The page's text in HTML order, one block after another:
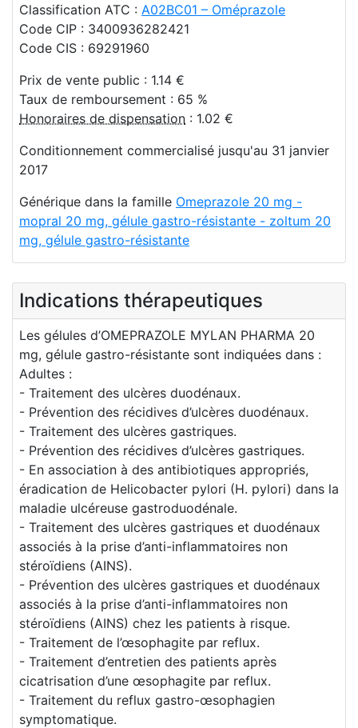
Classification ATC : A02BC01 – Oméprazole
Code CIP : 3400936282421
Code CIS : 69291960
Prix de vente public : 1.14 €
Taux de remboursement : 65 %
Honoraires de dispensation : 1.02 €
Conditionnement commercialisé jusqu'au 31 janvier
2017
Générique dans la famille Omeprazole 20 mg -
mopral 20 mg, gélule gastro-résistante - zoltum 20
mg, gélule gastro-résistante
Indications thérapeutiques
Les gélules d’OMEPRAZOLE MYLAN PHARMA 20
mg, gélule gastro-résistante sont indiquées dans :
Adultes :
- Traitement des ulcères duodénaux.
- Prévention des récidives d’ulcères duodénaux.
- Traitement des ulcères gastriques.
- Prévention des récidives d’ulcères gastriques.
- En association à des antibiotiques appropriés,
éradication de Helicobacter pylori (H. pylori) dans la
maladie ulcéreuse gastroduodénale.
- Traitement des ulcères gastriques et duodénaux
associés à la prise d’anti-inflammatoires non
stéroïdiens (AINS).
- Prévention des ulcères gastriques et duodénaux
associés à la prise d’anti-inflammatoires non
stéroïdiens (AINS) chez les patients à risque.
- Traitement de l’œsophagite par reflux.
- Traitement d’entretien des patients après
cicatrisation d’une œsophagite par reflux.
- Traitement du reflux gastro-œsophagien
symptomatique.